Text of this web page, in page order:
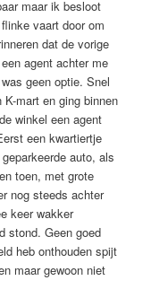
maar ik besloot
vaart door om
dat de vorige
agent achter me
geen optie. Snel
mart en ging binnen
winkel een agent
een kwartiertje
auto, als
toen, met grote
nog steeds achter
keer wakker
stond. Geen goed
heb onthouden spijt
maar gewoon niet